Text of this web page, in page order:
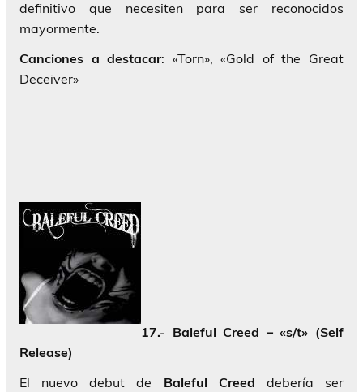
definitivo que necesiten para ser reconocidos
mayormente.
Canciones a destacar: «Torn», «Gold of the Great
Deceiver»
17.- Baleful Creed – «s/t» (Self
Release)
El nuevo debut de Baleful Creed debería ser